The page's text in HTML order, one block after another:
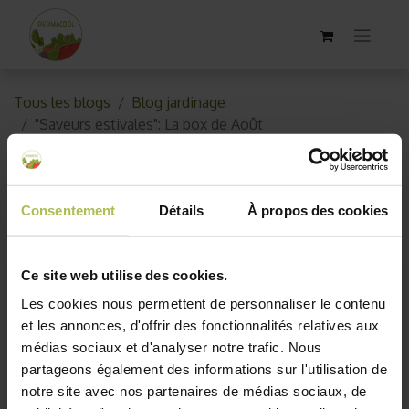
Consentement Détails À propos des cookies
Ce site web utilise des cookies.
Les cookies nous permettent de personnaliser le contenu
et les annonces, d'offrir des fonctionnalités relatives aux
médias sociaux et d'analyser notre trafic. Nous
partageons également des informations sur l'utilisation de
notre site avec nos partenaires de médias sociaux, de
Tous les blogs
Blog jardinage
"Saveurs estivales": La box de Août
"Saveurs estivales": La box de
Août